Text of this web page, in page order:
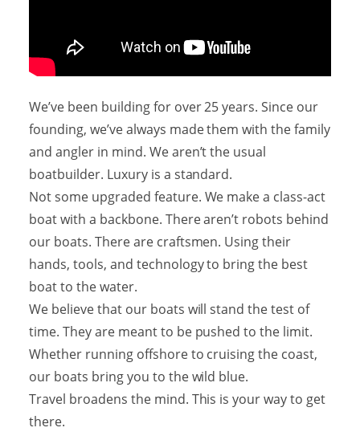
We’ve been building for over 25 years. Since our
founding, we’ve always made them with the family
and angler in mind. We aren’t the usual
boatbuilder. Luxury is a standard.
Not some upgraded feature. We make a class-act
boat with a backbone. There aren’t robots behind
our boats. There are craftsmen. Using their
hands, tools, and technology to bring the best
boat to the water.
We believe that our boats will stand the test of
time. They are meant to be pushed to the limit.
Whether running offshore to cruising the coast,
our boats bring you to the wild blue.
Travel broadens the mind. This is your way to get
there.